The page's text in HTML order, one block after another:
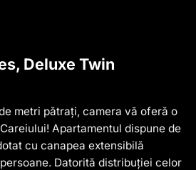
Deluxe Twin
metri pătrați, camera vă oferă o
Apartamentul dispune de
cu canapea extensibilă
Datorită distribuției celor